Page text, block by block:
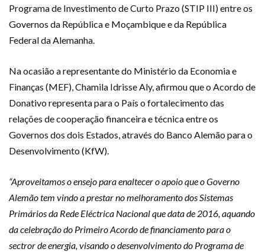
Programa de Investimento de Curto Prazo (STIP III) entre os
Governos da República e Moçambique e da República
Federal da Alemanha.
Na ocasião a representante do Ministério da Economia e
Finanças (MEF), Chamila Idrisse Aly, afirmou que o Acordo de
Donativo representa para o País o fortalecimento das
relações de cooperação financeira e técnica entre os
Governos dos dois Estados, através do Banco Alemão para o
Desenvolvimento (KfW).
“Aproveitamos o ensejo para enaltecer o apoio que o Governo
Alemão tem vindo a prestar no melhoramento dos Sistemas
Primários da Rede Eléctrica Nacional que data de 2016, aquando
da celebração do Primeiro Acordo de financiamento para o
sectror de energia, visando o desenvolvimento do Programa de